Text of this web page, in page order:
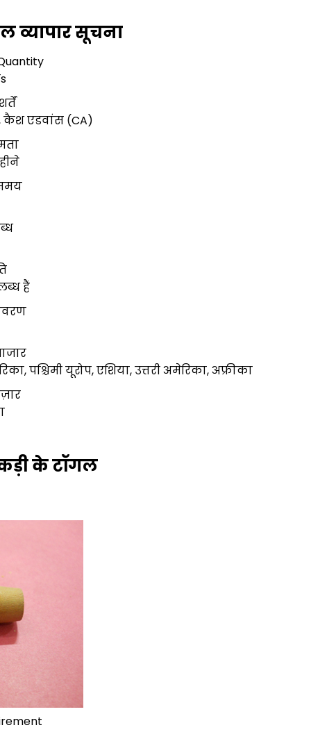
व्यापार सूचना
एडवांस (CA)
हैं
पश्चिमी यूरोप, एशिया, उत्तरी अमेरिका, अफ्रीका
के टॉगल